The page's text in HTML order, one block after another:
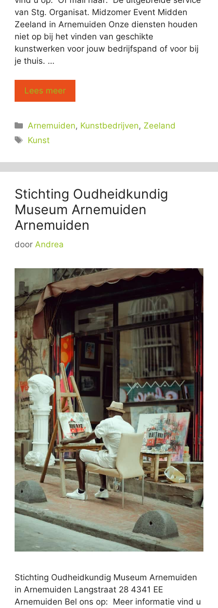
van Stg. Organisat. Midzomer Event Midden
Zeeland in Arnemuiden Onze diensten houden
niet op bij het vinden van geschikte
kunstwerken voor jouw bedrijfspand of voor bij
je thuis. …
Lees meer
Categorieën
Arnemuiden, Kunstbedrijven, Zeeland
Tags
Kunst
Stichting Oudheidkundig
Museum Arnemuiden
Arnemuiden
door Andrea
Stichting Oudheidkundig Museum Arnemuiden
in Arnemuiden Langstraat 28 4341 EE
Arnemuiden Bel ons op: Meer informatie vind u